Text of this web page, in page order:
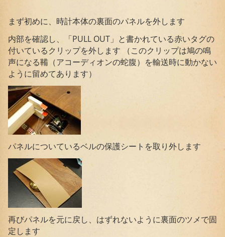
まず初めに、時計本体の裏面のパネルを外します
内部を確認し、「PULL OUT」と書かれている赤いタグの
付いているクリップを外します （このクリップは鳩の鳴
声になる鞴（アコーディオンの蛇腹）を輸送時に動かない
ように留めてあります）
パネルについているベルの保護シートを取り外します
再びパネルを元に戻し、はずれないように裏面のツメで固
定します